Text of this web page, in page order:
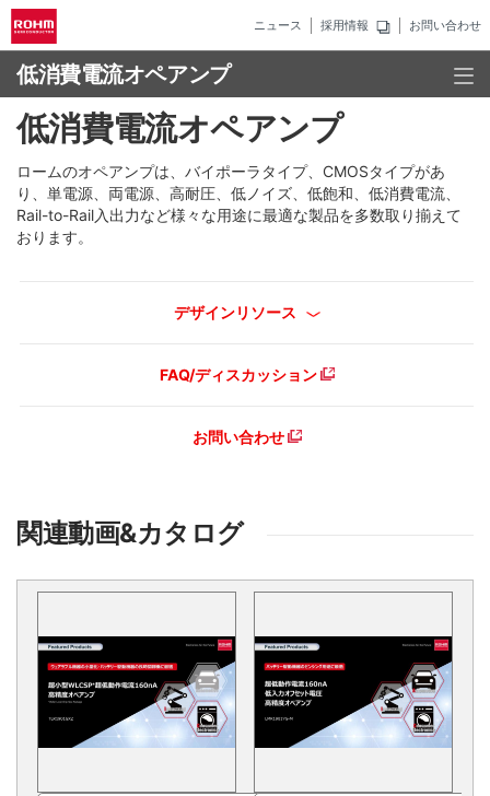
ニュース 採用情報 お問い合わせ
低消費電流オペアンプ
低消費電流オペアンプ
ロームのオペアンプは、バイポーラタイプ、CMOSタイプがあ
り、単電源、両電源、高耐圧、低ノイズ、低飽和、低消費電流、
Rail-to-Rail入出力など様々な用途に最適な製品を多数取り揃えて
おります。
デザインリソース
FAQ/ディスカッション
お問い合わせ
関連動画&カタログ